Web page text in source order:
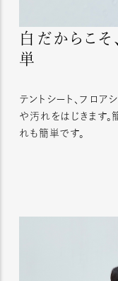
白だからこそ
単
テントシート、フロア
や汚れをはじきます。
れも簡単です。